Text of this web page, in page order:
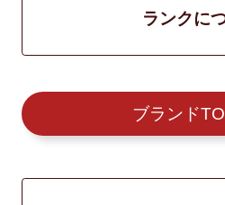
ランクに
ブランド